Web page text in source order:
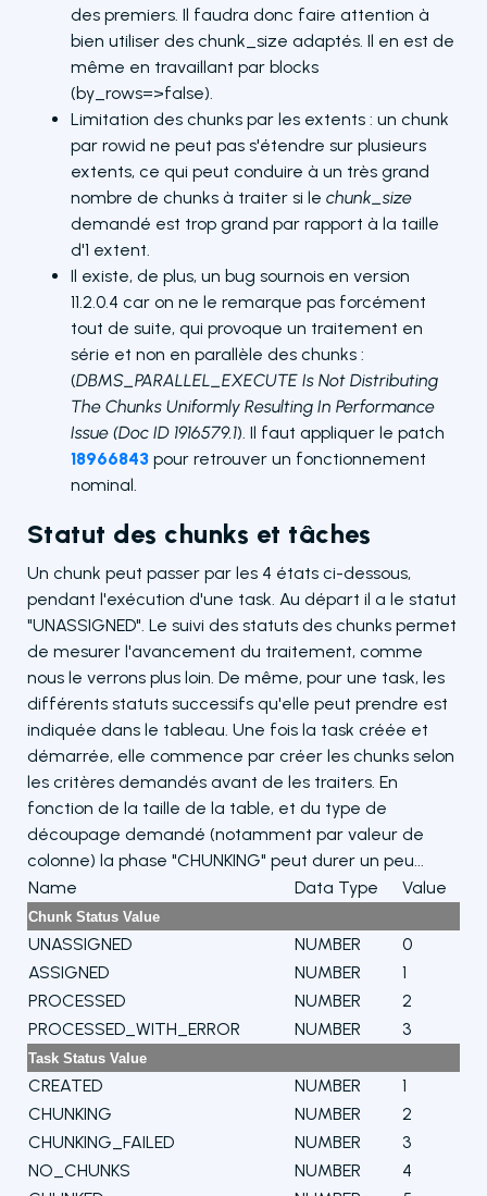
des premiers. Il faudra donc faire attention à
bien utiliser des chunk_size adaptés. Il en est de
même en travaillant par blocks
(by_rows=>false).
Limitation des chunks par les extents : un chunk
par rowid ne peut pas s'étendre sur plusieurs
extents, ce qui peut conduire à un très grand
nombre de chunks à traiter si le chunk_size
demandé est trop grand par rapport à la taille
d'1 extent.
Il existe, de plus, un bug sournois en version
11.2.0.4 car on ne le remarque pas forcément
tout de suite, qui provoque un traitement en
série et non en parallèle des chunks :
(DBMS_PARALLEL_EXECUTE Is Not Distributing
The Chunks Uniformly Resulting In Performance
Issue (Doc ID 1916579.1). Il faut appliquer le patch
18966843 pour retrouver un fonctionnement
nominal.
Statut des chunks et tâches
Un chunk peut passer par les 4 états ci-dessous,
pendant l'exécution d'une task. Au départ il a le statut
"UNASSIGNED". Le suivi des statuts des chunks permet
de mesurer l'avancement du traitement, comme
nous le verrons plus loin. De même, pour une task, les
différents statuts successifs qu'elle peut prendre est
indiquée dans le tableau. Une fois la task créée et
démarrée, elle commence par créer les chunks selon
les critères demandés avant de les traiters. En
fonction de la taille de la table, et du type de
découpage demandé (notamment par valeur de
colonne) la phase "CHUNKING" peut durer un peu...
Name
Data Type Value
Chunk Status Value
UNASSIGNED NUMBER
0
ASSIGNED
NUMBER
1
PROCESSED
NUMBER
2
PROCESSED_WITH_ERROR
NUMBER 3
Task Status Value
CREATED NUMBER
1
CHUNKING
NUMBER
2
CHUNKING_FAILED
NUMBER
3
NO_CHUNKS
NUMBER
4